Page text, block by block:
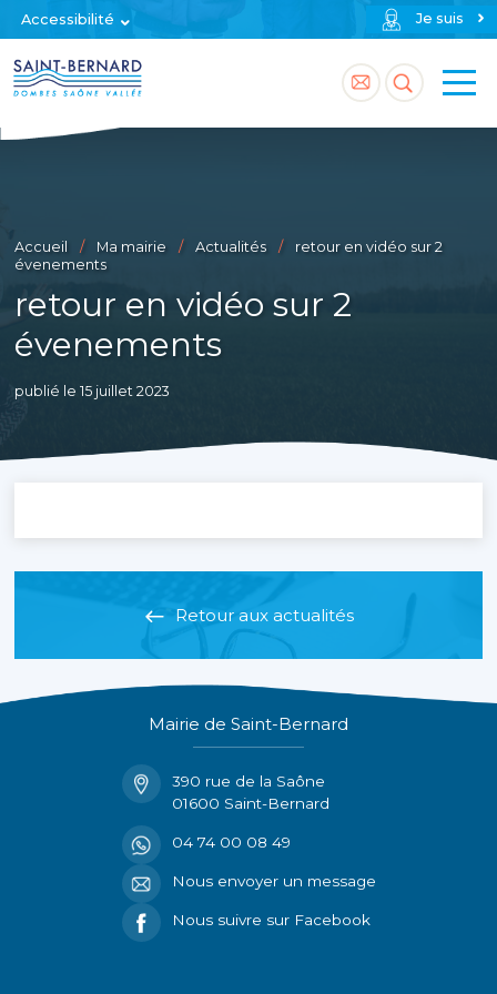
Accessibilité Je suis
Accéder
à
contact
Accéder
à
Accueil Ma mairie Actualités
retour en vidéo sur 2
évenements
retour en vidéo sur 2
évenements
publié le 15 juillet 2023
Retour aux actualités
Mairie de Saint-Bernard
390 rue de la Saône
01600 Saint-Bernard
04 74 00 08 49
Nous envoyer un message
Nous suivre sur Facebook